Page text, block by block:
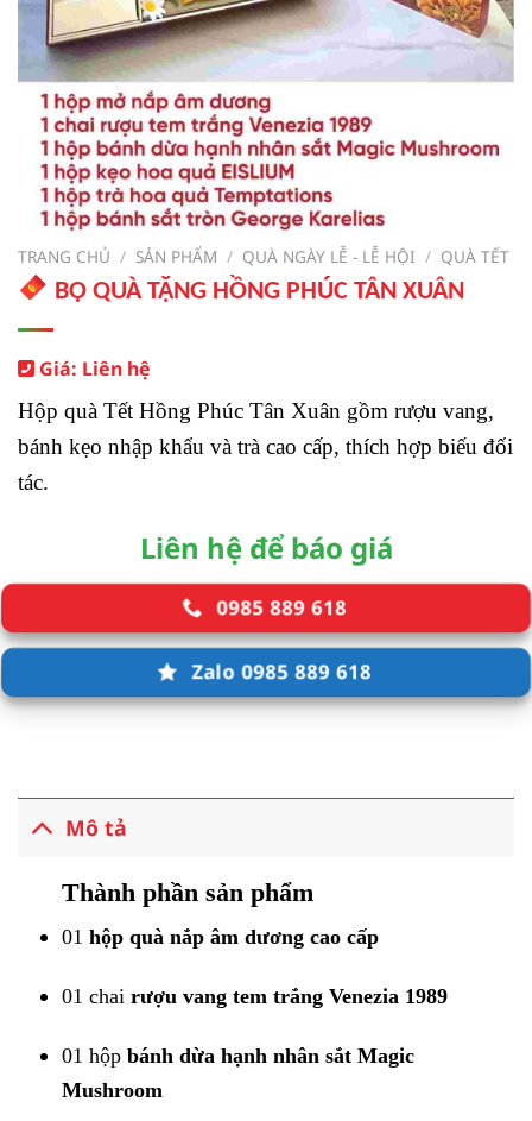
TRANG CHỦ / SẢN PHẨM / QUÀ NGÀY LỄ - LỄ HỘI / QUÀ TẾT
BỘ QUÀ TẶNG HỒNG PHÚC TÂN XUÂN
Giá: Liên hệ
Hộp quà Tết Hồng Phúc Tân Xuân gồm rượu vang,
bánh kẹo nhập khẩu và trà cao cấp, thích hợp biếu đối
tác.
Liên hệ để báo giá
0985 889 618
Zalo 0985 889 618
Mô tả
Thành phần sản phẩm
01 hộp quà nắp âm dương cao cấp
01 chai rượu vang tem trắng Venezia 1989
01 hộp bánh dừa hạnh nhân sắt Magic
Mushroom